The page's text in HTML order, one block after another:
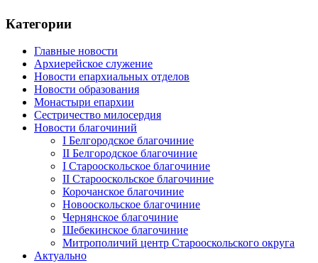
Категории
Главные новости
Архиерейское служение
Новости епархиальных отделов
Новости образования
Монастыри епархии
Сестричество милосердия
Новости благочиний
I Белгородское благочиние
II Белгородское благочиние
I Старооскольское благочиние
II Старооскольское благочиние
Корочанское благочиние
Новооскольское благочиние
Чернянское благочиние
Шебекинское благочиние
Митрополичий центр Старооскольского округа
Актуально